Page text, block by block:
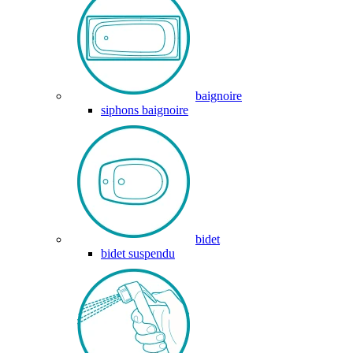
baignoire
siphons baignoire
bidet
bidet suspendu